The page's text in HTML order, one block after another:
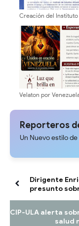
Creación del Instituto
la Universidad de Los
(ULA)
Velaton por
Bolivar de El Vigía
Reporteros
Un Nuevo estilo
Dirigente
presunto
CIP-ULA alerta
salud